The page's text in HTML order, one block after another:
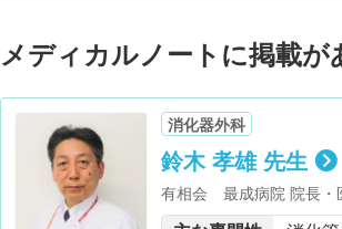
メディカルノートに掲載
消化器外科
鈴木 孝雄 先生
有相会 最成病院 院長・
長